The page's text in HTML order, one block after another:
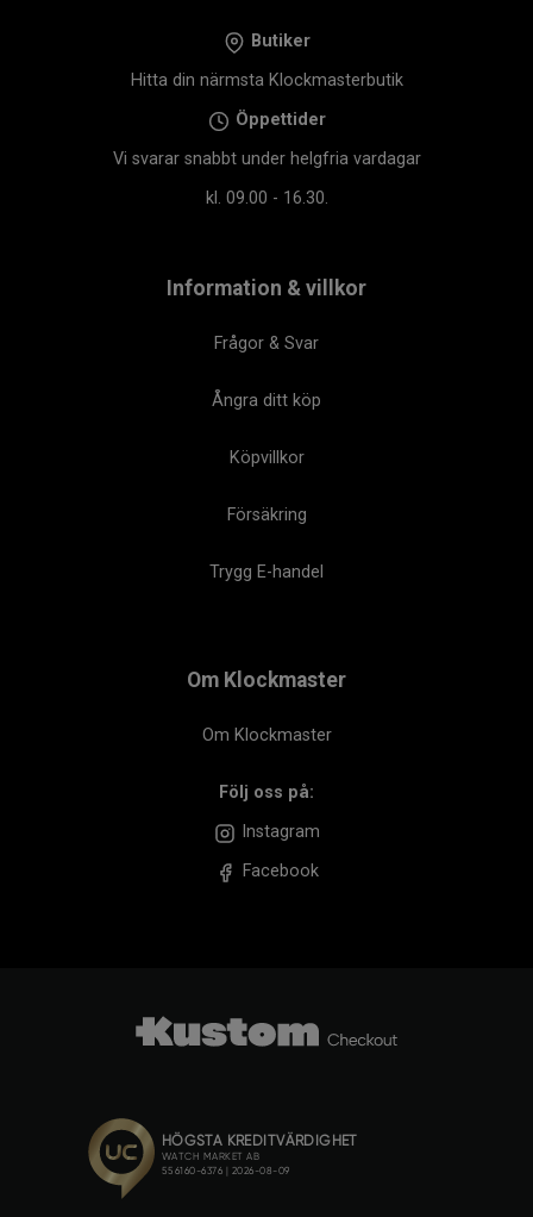
Butiker
Hitta din närmsta Klockmasterbutik
Öppettider
Vi svarar snabbt under helgfria vardagar
kl. 09.00 - 16.30.
Information & villkor
Frågor & Svar
Ångra ditt köp
Köpvillkor
Försäkring
Trygg E-handel
Om Klockmaster
Om Klockmaster
Följ oss på:
Instagram
Facebook